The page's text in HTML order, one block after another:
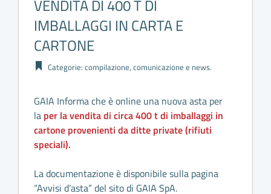
VENDITA DI 400 T DI
IMBALLAGGI IN CARTA E
CARTONE
Categorie: compilazione, comunicazione e news.
GAIA Informa che è online una nuova asta per
la per la vendita di circa 400 t di imballaggi in
cartone provenienti da ditte private (rifiuti
speciali).
La documentazione è disponibile sulla pagina
“Avvisi d’asta” del sito di GAIA SpA.